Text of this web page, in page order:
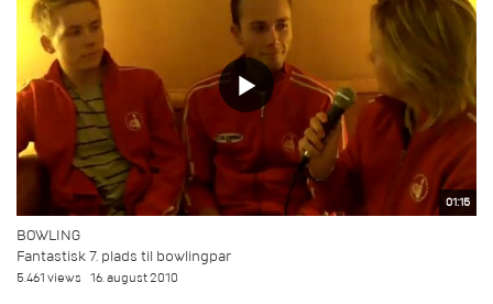
01:15
BOWLING
Fantastisk 7. plads til bowlingpar
5.461 views 16. august 2010